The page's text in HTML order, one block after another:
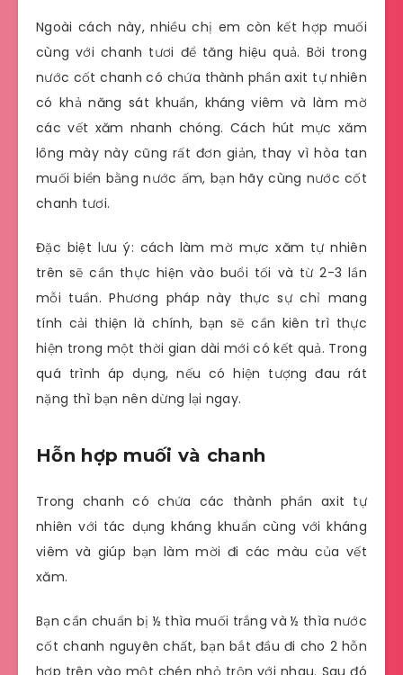
Ngoài cách này, nhiều chị em còn kết hợp muối
cùng với chanh tươi để tăng hiệu quả. Bởi trong
nước cốt chanh có chứa thành phần axit tự nhiên
có khả năng sát khuẩn, kháng viêm và làm mờ
các vết xăm nhanh chóng. Cách hút mực xăm
lông mày này cũng rất đơn giản, thay vì hòa tan
muối biển bằng nước ấm, bạn hãy cùng nước cốt
chanh tươi.
Đặc biệt lưu ý: cách làm mờ mực xăm tự nhiên
trên sẽ cần thực hiện vào buổi tối và từ 2-3 lần
mỗi tuần. Phương pháp này thực sự chỉ mang
tính cải thiện là chính, bạn sẽ cần kiên trì thực
hiện trong một thời gian dài mới có kết quả. Trong
quá trình áp dụng, nếu có hiện tượng đau rát
nặng thì bạn nên dừng lại ngay.
Hỗn hợp muối và chanh
Trong chanh có chứa các thành phần axit tự
nhiên với tác dụng kháng khuẩn cùng với kháng
viêm và giúp bạn làm mời đi các màu của vết
xăm.
Bạn cần chuẩn bị ½ thìa muối trắng và ½ thìa nước
cốt chanh nguyên chất, bạn bắt đầu đi cho 2 hỗn
hợp trên vào một chén nhỏ trộn với nhau. Sau đó